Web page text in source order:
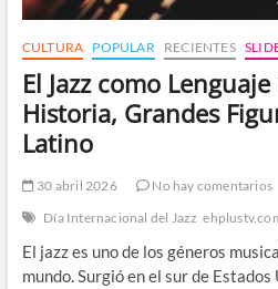
CULTURA POPULAR RECIENTES
El Jazz como
Historia, Grandes
Latino
30 abril 2026
No hay comentarios
Día Internacional del Jazz
El jazz es uno de los géneros
mundo. Surgió en el sur de